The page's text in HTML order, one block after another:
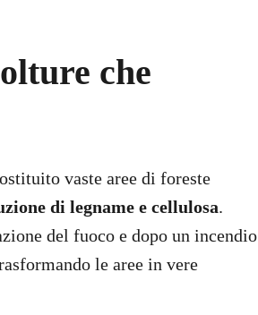
che
vaste aree di foreste
di legname e cellulosa.
del fuoco e dopo un incendio
le aree in vere